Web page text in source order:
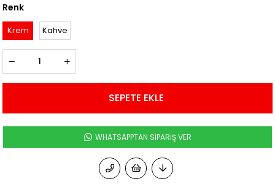
Renk
Krem Kahve
WHATSAPPTAN SİPARİŞ VER